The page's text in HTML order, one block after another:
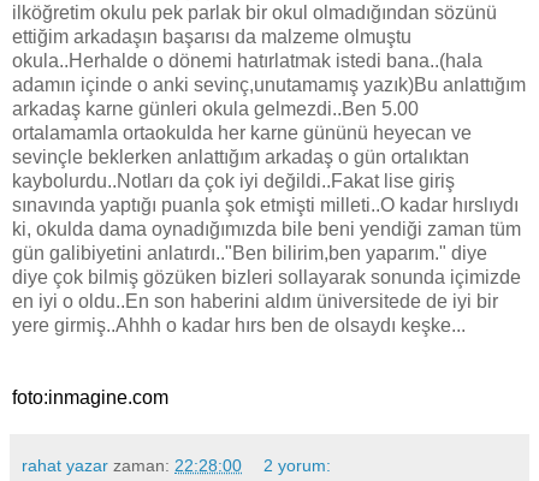
ilköğretim okulu pek parlak bir okul olmadığından sözünü
ettiğim arkadaşın başarısı da malzeme olmuştu
okula..Herhalde o dönemi hatırlatmak istedi bana..(hala
adamın içinde o anki sevinç,unutamamış yazık)Bu anlattığım
arkadaş karne günleri okula gelmezdi..Ben 5.00
ortalamamla ortaokulda her karne gününü heyecan ve
sevinçle beklerken anlattığım arkadaş o gün ortalıktan
kaybolurdu..Notları da çok iyi değildi..Fakat lise giriş
sınavında yaptığı puanla şok etmişti milleti..O kadar hırslıydı
ki, okulda dama oynadığımızda bile beni yendiği zaman tüm
gün galibiyetini anlatırdı.."Ben bilirim,ben yaparım." diye
diye çok bilmiş gözüken bizleri sollayarak sonunda içimizde
en iyi o oldu..En son haberini aldım üniversitede de iyi bir
yere girmiş..Ahhh o kadar hırs ben de olsaydı keşke...
foto:inmagine.com
rahat yazar zaman: 22:28:00 2 yorum: